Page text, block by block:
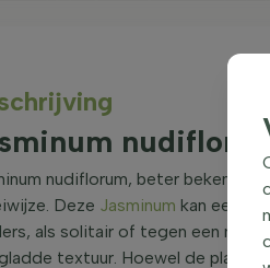
nudiflorum, beter bekend
Deze Jasminum kan een
als solitair of tegen een muur.
textuur. Hoewel de plant